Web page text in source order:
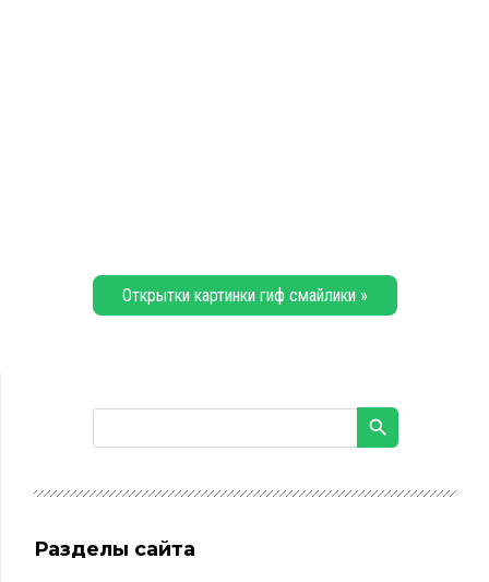
Открытки картинки гиф смайлики »
Разделы сайта